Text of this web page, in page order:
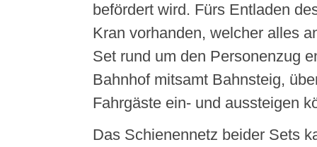
befördert wird. Fürs Entladen
Kran vorhanden, welcher alles
Set rund um den Personenzug
Bahnhof mitsamt Bahnsteig,
Fahrgäste ein- und aussteigen
Das Schienennetz beider Sets